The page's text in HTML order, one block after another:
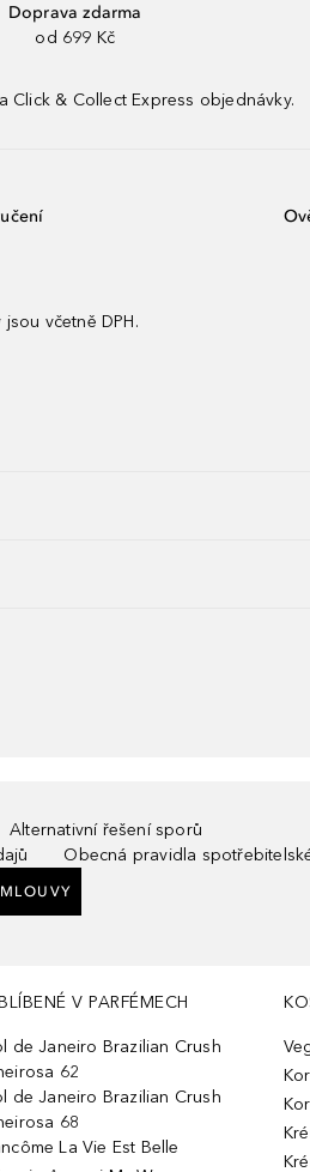
Doprava zdarma
od 699 Kč
Click & Collect Express objednávky.
včetně DPH.
Alternativní řešení sporů
Obecná pravidla
V PARFÉMECH
de Janeiro Brazilian Crush
62
de Janeiro Brazilian Crush
68
La Vie Est Belle